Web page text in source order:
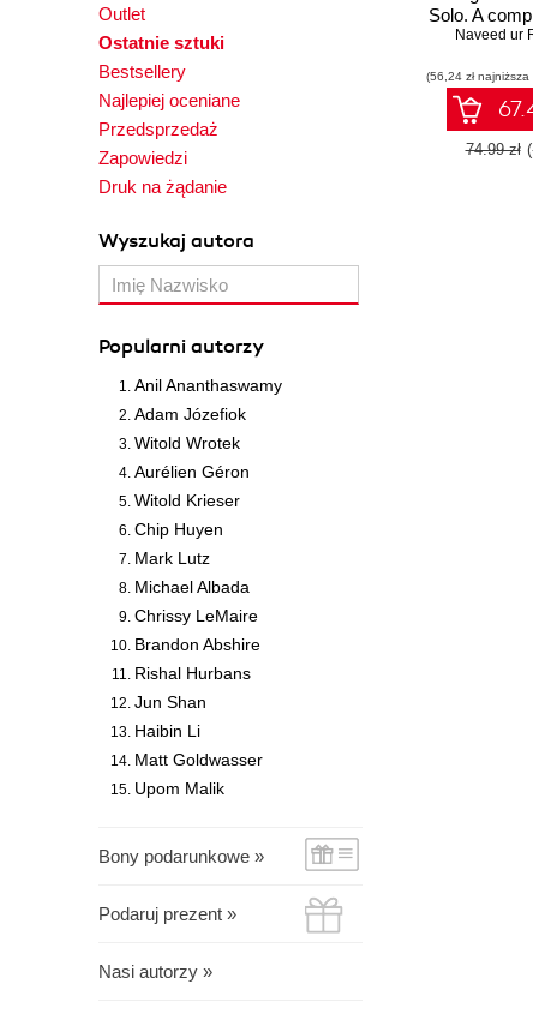
Outlet
Ostatnie sztuki
Bestsellery
Najlepiej oceniane
Przedsprzedaż
Zapowiedzi
Druk na żądanie
Wyszukaj autora
Popularni autorzy
Anil Ananthaswamy
Adam Józefiok
Witold Wrotek
Aurélien Géron
Witold Krieser
Chip Huyen
Mark Lutz
Michael Albada
Chrissy LeMaire
Brandon Abshire
Rishal Hurbans
Jun Shan
Haibin Li
Matt Goldwasser
Upom Malik
Bony podarunkowe »
Podaruj prezent »
Nasi autorzy »
Solo. A
guide to get
Naveed ur
(56,24 zł
74.99 zł